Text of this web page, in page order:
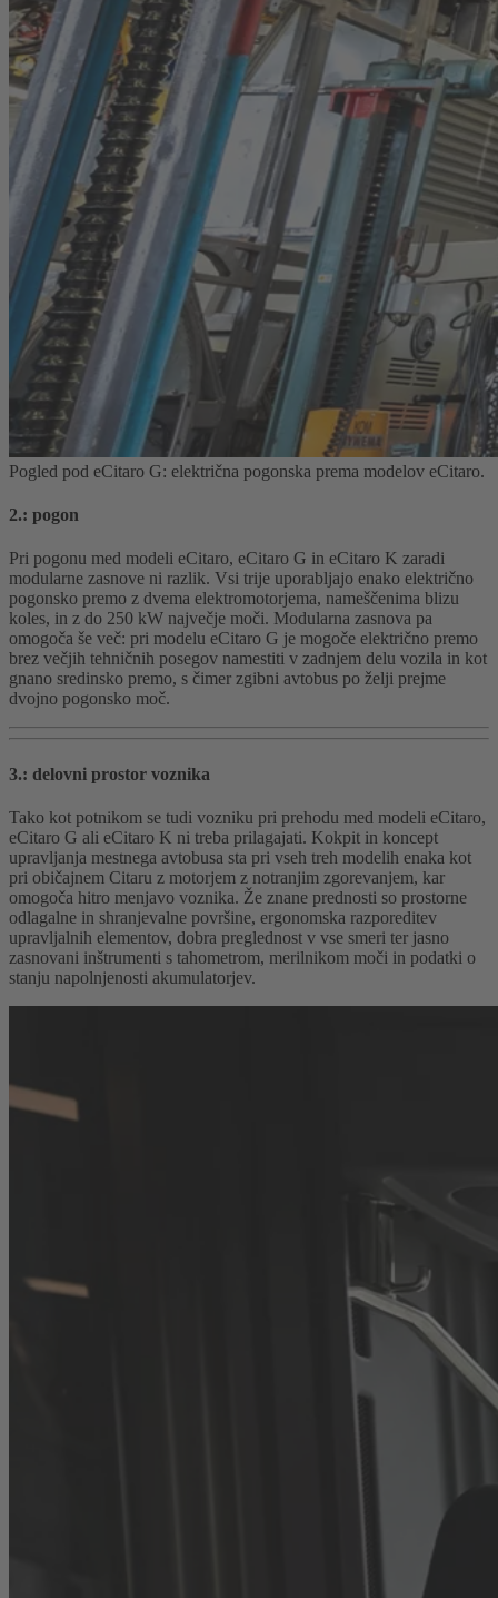
Pogled pod eCitaro G: električna pogonska prema modelov eCitaro.
2.: pogon
Pri pogonu med modeli eCitaro, eCitaro G in eCitaro K zaradi
modularne zasnove ni razlik. Vsi trije uporabljajo enako električno
pogonsko premo z dvema elektromotorjema, nameščenima blizu
koles, in z do 250 kW največje moči. Modularna zasnova pa
omogoča še več: pri modelu eCitaro G je mogoče električno premo
brez večjih tehničnih posegov namestiti v zadnjem delu vozila in kot
gnano sredinsko premo, s čimer zgibni avtobus po želji prejme
dvojno pogonsko moč.
3.: delovni prostor voznika
Tako kot potnikom se tudi vozniku pri prehodu med modeli eCitaro,
eCitaro G ali eCitaro K ni treba prilagajati. Kokpit in koncept
upravljanja mestnega avtobusa sta pri vseh treh modelih enaka kot
pri običajnem Citaru z motorjem z notranjim zgorevanjem, kar
omogoča hitro menjavo voznika. Že znane prednosti so prostorne
odlagalne in shranjevalne površine, ergonomska razporeditev
upravljalnih elementov, dobra preglednost v vse smeri ter jasno
zasnovani inštrumenti s tahometrom, merilnikom moči in podatki o
stanju napolnjenosti akumulatorjev.